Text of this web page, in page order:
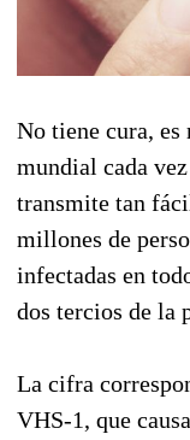
No tiene cura, es
mundial cada
transmite tan
millones de
infectadas en
dos tercios de la
La cifra
VHS-1, que